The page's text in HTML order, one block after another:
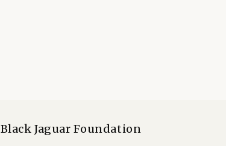
Black Jaguar Foundation